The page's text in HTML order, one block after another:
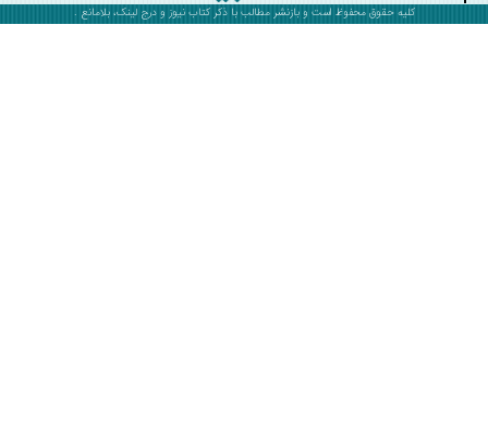
کلیه حقوق محفوظ است و بازنشر مطالب با ذکرکتاب نیوز و درج لینک، بلامانع .